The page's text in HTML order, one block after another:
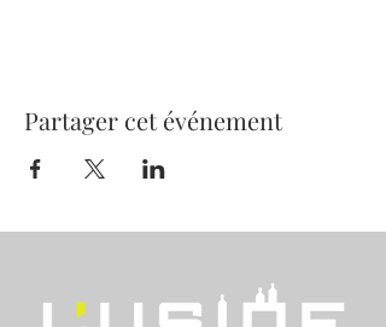
Partager cet événement